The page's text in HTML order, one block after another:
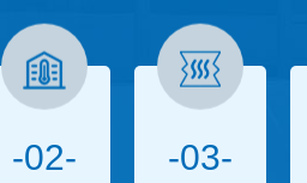
-02- -03-